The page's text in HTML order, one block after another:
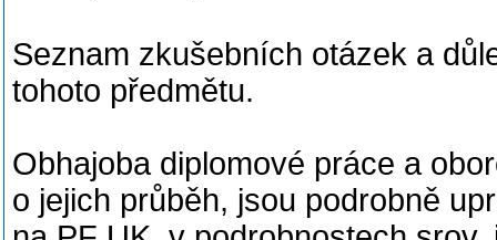
Seznam zkušebních otázek a
tohoto předmětu.
Obhajoba diplomové práce a
o jejich průběh, jsou podrobně